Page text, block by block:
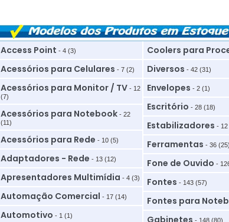
Access Point - 4 (3)
Acessórios para Celulares - 7 (2)
Acessórios para Monitor / TV- 12
(7)
Acessórios para Notebook- 22
(11)
Acessórios para Rede - 10 (5)
Adaptadores - Rede - 13 (12)
Apresentadores Multimídia - 4 (3)
Automação Comercial - 17 (14)
Automotivo - 1 (1)
Coolers para
Diversos - 42 (31)
Envelopes - 2 (1)
Escritório - 28 (18)
Estabilizadores - 12
Ferramentas - 36 (25)
Fone de Ouvido -
Fontes - 143 (57)
Fontes para
Gabinetes - 148 (80)